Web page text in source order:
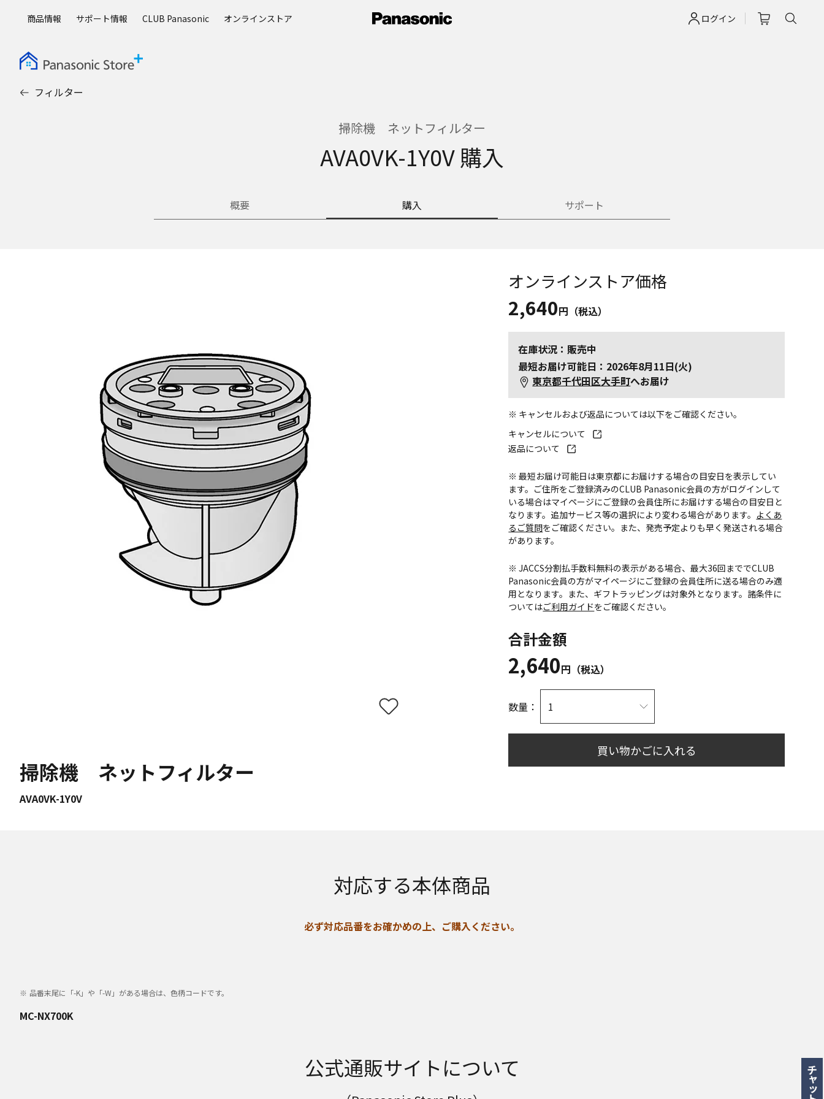
ログイン
商品情報 サポート情報 CLUB Panasonic オンラインストア
フィルター
掃除機 ネットフィルター
AVA0VK-1Y0V 購入
概要 購入 サポート
掃除機 ネットフィルター
AVA0VK-1Y0V
オンラインストア価格
2,640円（税込）
在庫状況：販売中
最短お届け可能日：2026年8月11日(火)
東京都千代田区大手町へお届け
※ キャンセルおよび返品については以下をご確認ください。
キャンセルについて
返品について
※ 最短お届け可能日は東京都にお届けする場合の目安日を表示してい
ます。ご住所をご登録済みのCLUB Panasonic会員の方がログインして
いる場合はマイページにご登録の会員住所にお届けする場合の目安日と
なります。追加サービス等の選択により変わる場合があります。 よくあ
るご質問をご確認ください。また、発売予定よりも早く発送される場合
があります。
※ JACCS分割払手数料無料の表示がある場合、最大36回まででCLUB
Panasonic会員の方がマイページにご登録の会員住所に送る場合のみ適
用となります。また、ギフトラッピングは対象外となります。諸条件に
ついてはご利用ガイドをご確認ください。
合計金額
2,640円（税込）
数量：
買い物かごに入れる
対応する本体商品
必ず対応品番をお確かめの上、ご購入ください。
品番末尾に「-K」や「-W」がある場合は、色柄コードです。
MC-NX700K
公式通販サイトについて